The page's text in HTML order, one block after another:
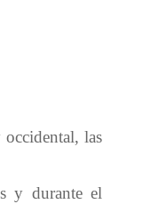
las
y durante el